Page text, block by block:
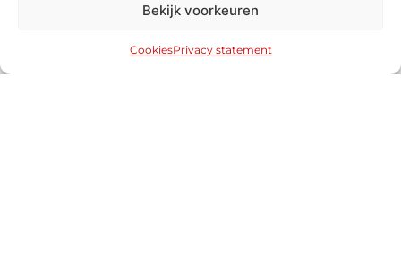
Bekijk voorkeuren
CookiesPrivacy statement